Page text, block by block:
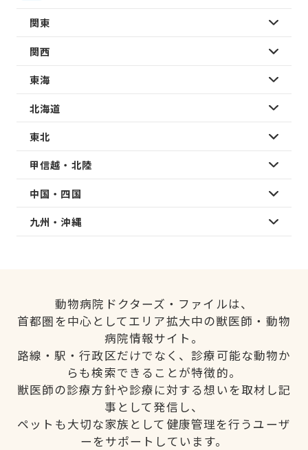
関東
関西
東海
北海道
東北
甲信越・北陸
中国・四国
九州・沖縄
動物病院ドクターズ・ファイルは、
首都圏を中心としてエリア拡大中の獣医師・動物
病院情報サイト。
路線・駅・行政区だけでなく、診療可能な動物か
らも検索できることが特徴的。
獣医師の診療方針や診療に対する想いを取材し記
事として発信し、
ペットも大切な家族として健康管理を行うユーザ
ーをサポートしています。